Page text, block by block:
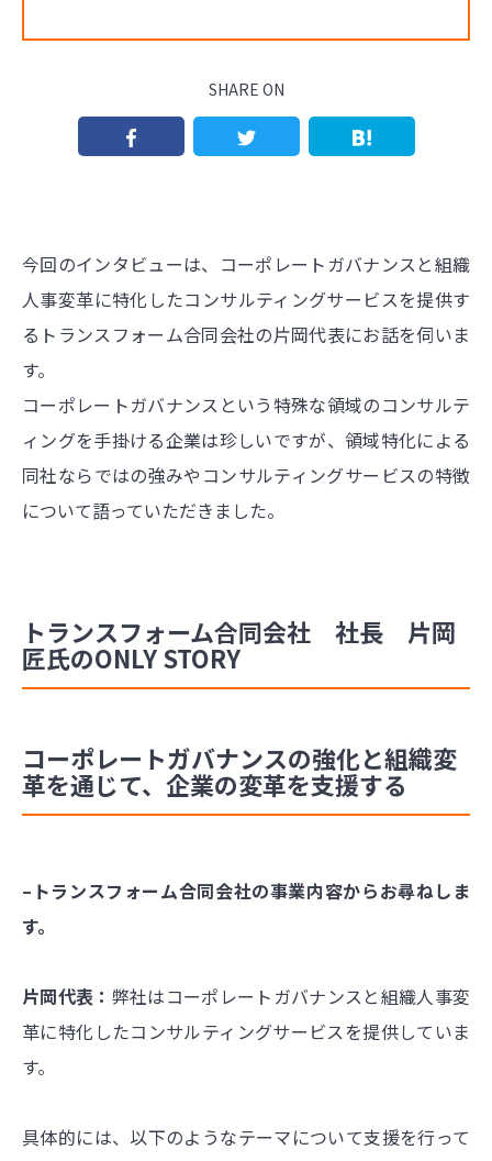
SHARE ON
今回のインタビューは、コーポレートガバナンスと組織
人事変革に特化したコンサルティングサービスを提供す
るトランスフォーム合同会社の片岡代表にお話を伺いま
す。
コーポレートガバナンスという特殊な領域のコンサルテ
ィングを手掛ける企業は珍しいですが、領域特化による
同社ならではの強みやコンサルティングサービスの特徴
について語っていただきました。
トランスフォーム合同会社 社長 片岡
匠氏のONLY STORY
コーポレートガバナンスの強化と組織変
革を通じて、企業の変革を支援する
–トランスフォーム合同会社の事業内容からお尋ねしま
す。
片岡代表： 弊社はコーポレートガバナンスと組織人事変
革に特化したコンサルティングサービスを提供していま
す。
具体的には、以下のようなテーマについて支援を行って